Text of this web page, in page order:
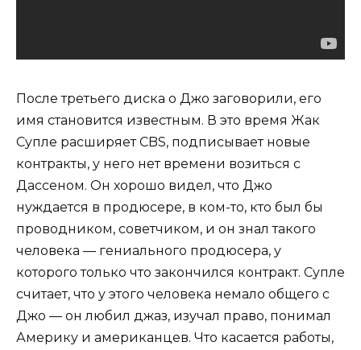
После третьего диска о Джо заговорили, его
имя становится известным. В это время Жак
Супле расширяет CBS, подписывает новые
контракты, у него нет времени возиться с
Дассеном. Он хорошо видел, что Джо
нуждается в продюсере, в ком-то, кто был бы
проводником, советчиком, и он знал такого
человека — гениального продюсера, у
которого только что закончился контракт. Супле
считает, что у этого человека немало общего с
Джо — он любил джаз, изучал право, понимал
Америку и американцев. Что касается работы,